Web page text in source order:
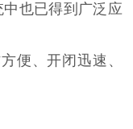
也已得到广泛应
便、开闭迅速、